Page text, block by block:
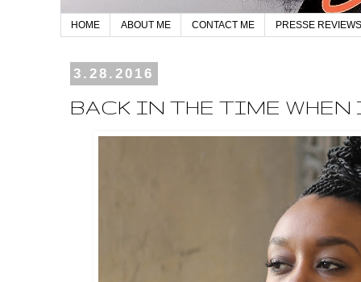
HOME ABOUT ME CONTACT ME PRESSE REVIEWS
3.28.2016
BACK IN THE TIME WHEN